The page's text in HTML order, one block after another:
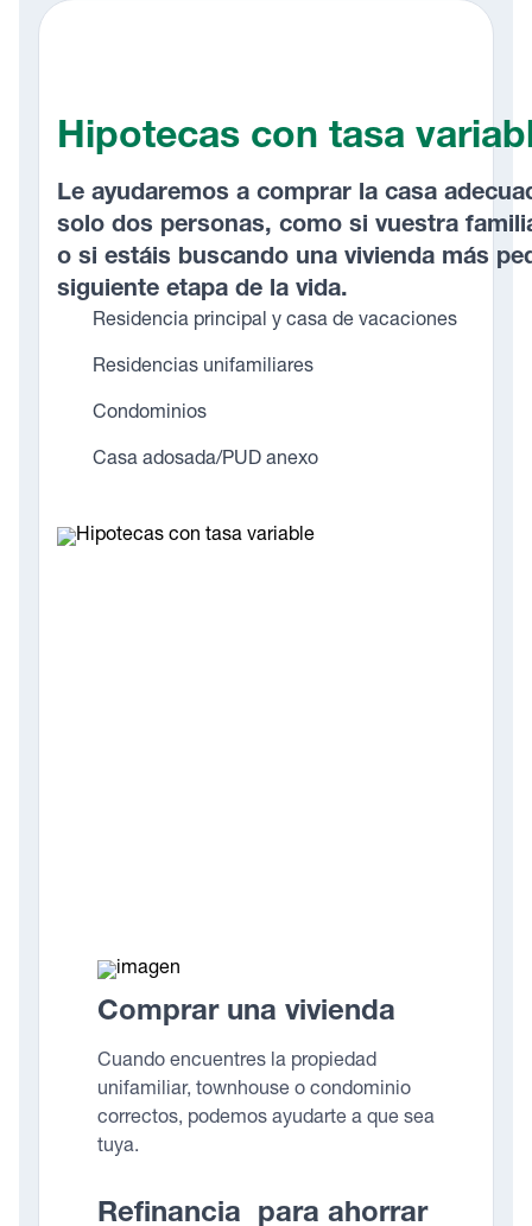
Hipotecas con tasa
Le ayudaremos a comprar la casa
solo dos personas, como si vuestra
o si estáis buscando una vivienda más
siguiente etapa de la vida.
Residencia principal y casa de vacaciones
Residencias unifamiliares
Condominios
Casa adosada/PUD anexo
Comprar una vivienda
Cuando encuentres la propiedad
unifamiliar, townhouse o condominio
correctos, podemos ayudarte a que sea
tuya.
Refinancia para ahorrar